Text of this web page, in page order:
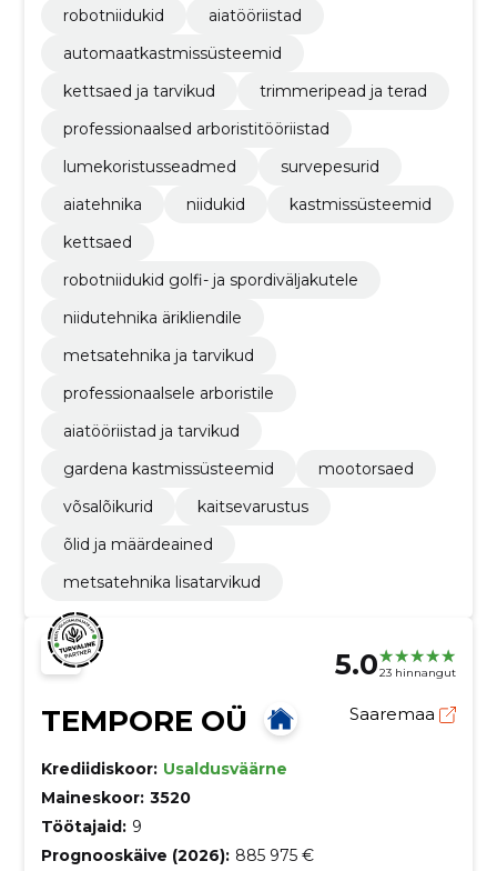
robotniidukid
aiatööriistad
automaatkastmissüsteemid
kettsaed ja tarvikud
trimmeripead ja terad
professionaalsed arboristitööriistad
lumekoristusseadmed
survepesurid
aiatehnika
niidukid
kastmissüsteemid
kettsaed
robotniidukid golfi- ja spordiväljakutele
niidutehnika ärikliendile
metsatehnika ja tarvikud
professionaalsele arboristile
aiatööriistad ja tarvikud
gardena kastmissüsteemid
mootorsaed
võsalõikurid
kaitsevarustus
õlid ja määrdeained
metsatehnika lisatarvikud
5.023 hinnangut
TEMPORE OÜ Saaremaa
Krediidiskoor: Usaldusväärne
Maineskoor: 3520
Töötajaid: 9
Prognooskäive (2026): 885 975 €